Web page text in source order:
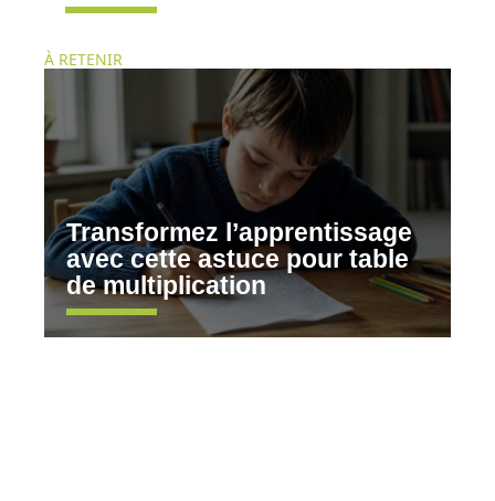
À RETENIR
Transformez l’apprentissage
avec cette astuce pour table
de multiplication